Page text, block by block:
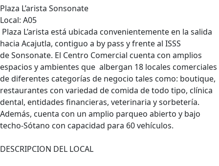
Plaza L’arista Sonsonate
Local: A05
Plaza L’arista está ubicada convenientemente en la salida
hacia Acajutla, contiguo a by pass y frente al ISSS
de Sonsonate. El Centro Comercial cuenta con amplios
espacios y ambientes que albergan 18 locales comerciales
de diferentes categorías de negocio tales como: boutique,
restaurantes con variedad de comida de todo tipo, clínica
dental, entidades financieras, veterinaria y sorbetería.
Además, cuenta con un amplio parqueo abierto y bajo
techo-Sótano con capacidad para 60 vehículos.
DESCRIPCION DEL LOCAL